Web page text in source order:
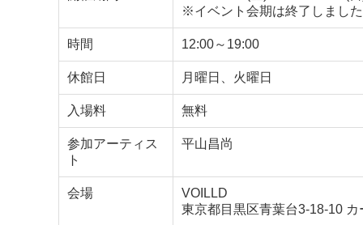
※イベント会期は終了しました
時間 12:00～19:00
休館日 月曜日、火曜日
入場料 無料
参加アーティス
ト
平山昌尚
会場
VOILLD
東京都目黒区青葉台3-18-10